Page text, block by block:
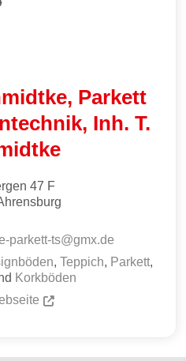
Parkett
Inh. T.
47 F
parkett-ts@gmx.de
, Teppich, Parkett,
Korkböden